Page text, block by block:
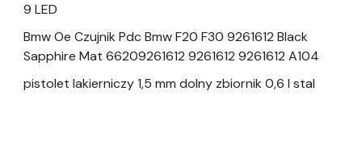
9 LED
Bmw Oe Czujnik Pdc Bmw F20 F30 9261612 Black
Sapphire Mat 66209261612 9261612 9261612 A104
pistolet lakierniczy 1,5 mm dolny zbiornik 0,6 l stal